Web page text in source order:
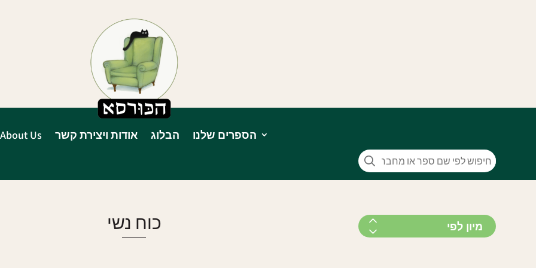
הספרים שלנו הבלוג אודות ויצירת קשר About Us
כוח נשי